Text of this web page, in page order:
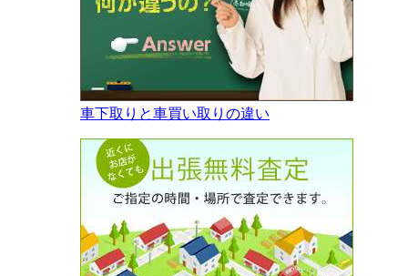
車下取りと車買い取りの違い